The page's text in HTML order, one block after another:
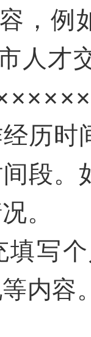
，例
人才
时
段。
。
个
内容